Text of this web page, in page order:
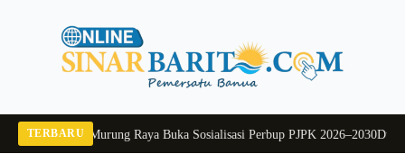
TERBARU
Pj Sekda Murung Raya Buka Sosialisasi Perbup PJPK 2026–2030Dukung